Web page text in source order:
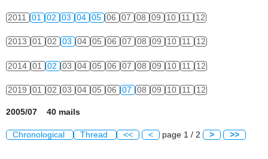
2011 01 02 03 04 05 06 07 08 09 10 11 12
2013 01 02 03 04 05 06 07 08 09 10 11 12
2014 01 02 03 04 05 06 07 08 09 10 11 12
2019 01 02 03 04 05 06 07 08 09 10 11 12
2005/07 40 mails
Chronological Thread << < page 1 / 2 > >>